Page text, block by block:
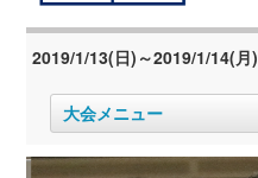
2019/1/13(日)～2019/1/14(月)
大会メニュー